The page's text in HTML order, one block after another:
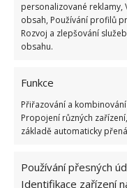
personalizované
obsah, Používání profilů
Rozvoj a zlepšování
obsahu.
Funkce
Přiřazování a
Propojení různých
základě automaticky
Používání přesných
Identifikace zařízení
Kopr– kdo by
také přidává při
zažívání, bojuje
minerály a
Petržel– má v
hojivé vlastnosti,